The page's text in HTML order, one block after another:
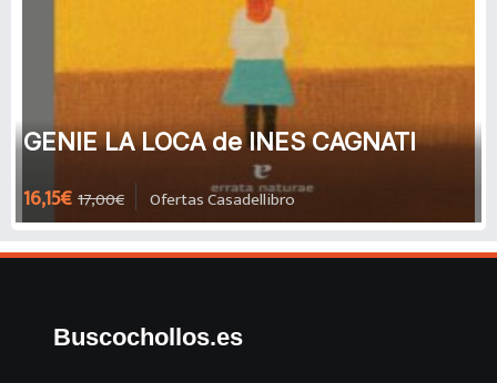
GENIE LA LOCA de INES CAGNATI
16,15€ 17,00€ Ofertas Casadellibro
Buscochollos.es